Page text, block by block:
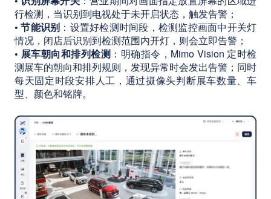
行检测，当识别到电视处于未开启状态，触发告警；
• 节能识别 ：设置好检测时间段，检测监控画面中开关灯
情况，闭店后识别到检测范围内开灯，则会立即告警；
• 展车朝向和排列检测 ：明确指令，Mimo Vision 定时检
测展车的朝向和排列规则，发现异常时会发出告警；同时
每天固定时段安排人工，通过摄像头判断展车数量、车
型、颜色和铭牌。